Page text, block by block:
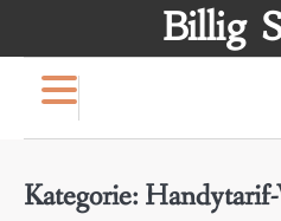
Billig
Kategorie: